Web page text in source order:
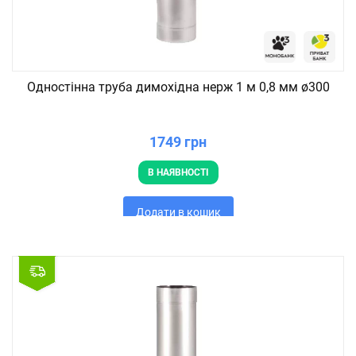
Одностінна труба димохідна нерж 1 м 0,8 мм ø300
1749 грн
В НАЯВНОСТІ
Додати в кошик